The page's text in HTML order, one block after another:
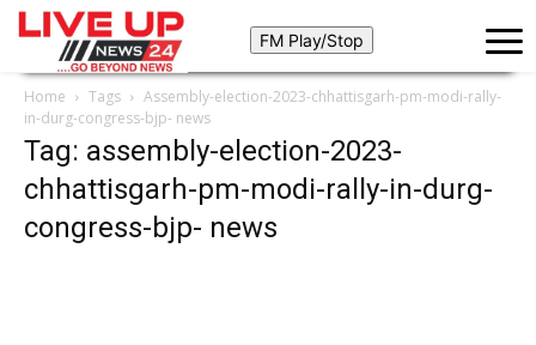
Home Tags
Assembly-election-2023-chhattisgarh-pm-modi-rally-
in-durg-congress-bjp- news
Tag: assembly-election-2023-
chhattisgarh-pm-modi-rally-in-durg-
congress-bjp- news